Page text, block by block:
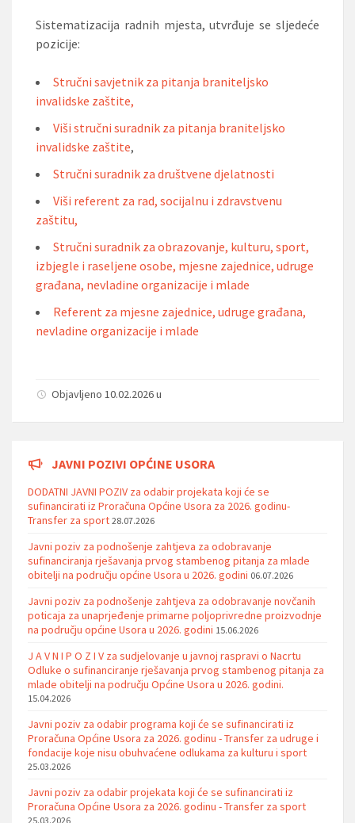
Sistematizacija radnih mjesta, utvrđuje se sljedeće
pozicije:
Stručni savjetnik za pitanja braniteljsko
invalidske zaštite,
Viši stručni suradnik za pitanja braniteljsko
invalidske zaštite,
Stručni suradnik za društvene djelatnosti
Viši referent za rad, socijalnu i zdravstvenu
zaštitu,
Stručni suradnik za obrazovanje, kulturu, sport,
izbjegle i raseljene osobe, mjesne zajednice, udruge
građana, nevladine organizacije i mlade
Referent za mjesne zajednice, udruge građana,
nevladine organizacije i mlade
Objavljeno 10.02.2026 u
JAVNI POZIVI OPĆINE USORA
DODATNI JAVNI POZIV za odabir projekata koji će se
sufinancirati iz Proračuna Općine Usora za 2026. godinu-
Transfer za sport 28.07.2026
Javni poziv za podnošenje zahtjeva za odobravanje
sufinanciranja rješavanja prvog stambenog pitanja za mlade
obitelji na području općine Usora u 2026. godini 06.07.2026
Javni poziv za podnošenje zahtjeva za odobravanje novčanih
poticaja za unaprjeđenje primarne poljoprivredne proizvodnje
na području općine Usora u 2026. godini 15.06.2026
J A V N I P O Z I V za sudjelovanje u javnoj raspravi o Nacrtu
Odluke o sufinanciranje rješavanja prvog stambenog pitanja za
mlade obitelji na području Općine Usora u 2026. godini.
15.04.2026
Javni poziv za odabir programa koji će se sufinancirati iz
Proračuna Općine Usora za 2026. godinu - Transfer za udruge i
fondacije koje nisu obuhvaćene odlukama za kulturu i sport
25.03.2026
Javni poziv za odabir projekata koji će se sufinancirati iz
Proračuna Općine Usora za 2026. godinu - Transfer za sport
25.03.2026